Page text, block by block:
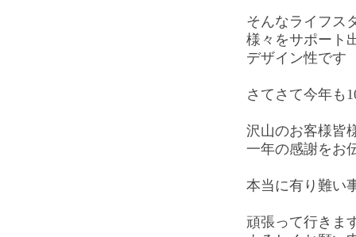
そんなライフス
様々をサポート
デザイン性です
さてさて今年も
沢山のお客様皆
一年の感謝をお
本当に有り難い
頑張って行きま